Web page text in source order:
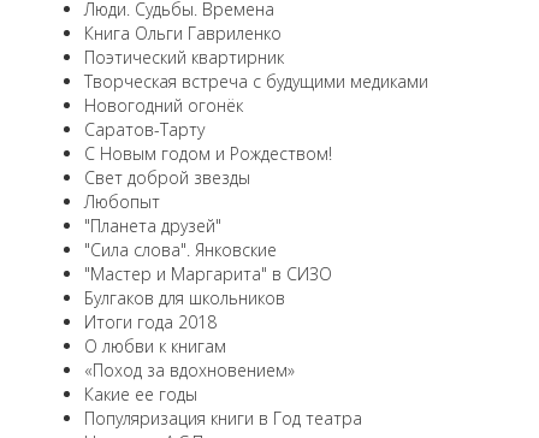
Люди. Судьбы. Времена
Книга Ольги Гавриленко
Поэтический квартирник
Творческая встреча с будущими медиками
Новогодний огонёк
Саратов-Тарту
С Новым годом и Рождеством!
Свет доброй звезды
Любопыт
"Планета друзей"
"Сила слова". Янковские
"Мастер и Маргарита" в СИЗО
Булгаков для школьников
Итоги года 2018
О любви к книгам
«Поход за вдохновением»
Какие ее годы
Популяризация книги в Год театра